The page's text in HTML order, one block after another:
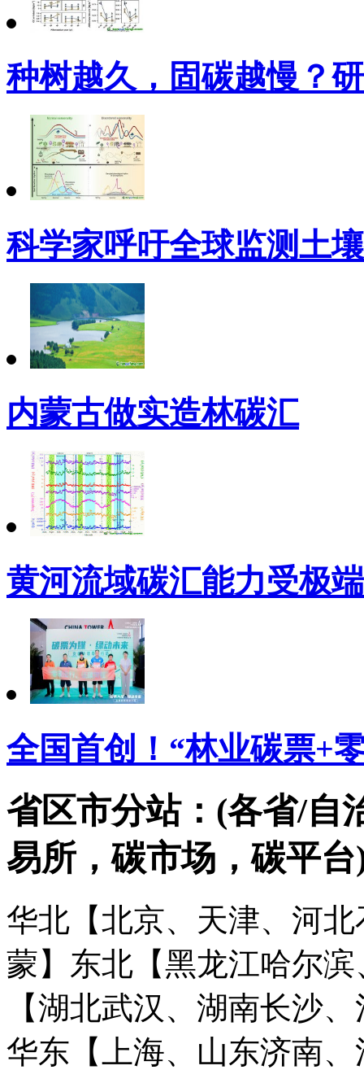
种树越久，固碳越慢？
科学家呼吁全球监测土
内蒙古做实造林碳汇
黄河流域碳汇能力受极
全国首创！“林业碳票+
省区市分站：(各省/自
易所，碳市场，碳平台
华北【北京、天津、河
蒙】 东北【黑龙江哈尔
【湖北武汉、湖南长沙
华东【上海、山东济南